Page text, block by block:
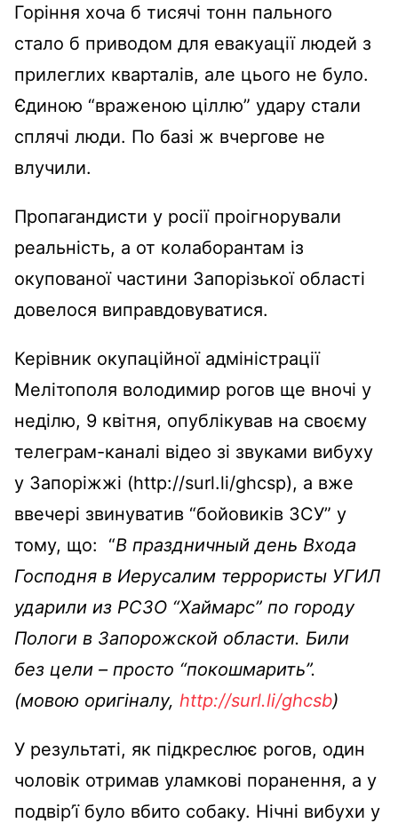
Горіння хоча б тисячі тонн пального
стало б приводом для евакуації людей з
прилеглих кварталів, але цього не було.
Єдиною “враженою ціллю” удару стали
сплячі люди. По базі ж вчергове не
влучили.
Пропагандисти у росії проігнорували
реальність, а от колаборантам із
окупованої частини Запорізької області
довелося виправдовуватися.
Керівник окупаційної адміністрації
Мелітополя володимир рогов ще вночі у
неділю, 9 квітня, опублікував на своєму
телеграм-каналі відео зі звуками вибуху
у Запоріжжі (http://surl.li/ghcsp), а вже
ввечері звинуватив “бойовиків ЗСУ” у
тому, що: “В праздничный день Входа
Господня в Иерусалим террористы УГИЛ
ударили из РСЗО “Хаймарс” по городу
Пологи в Запорожской области. Били
без цели – просто “покошмарить”.
(мовою оригіналу, http://surl.li/ghcsb)
У результаті, як підкреслює рогов, один
чоловік отримав уламкові поранення, а у
подвір’ї було вбито собаку. Нічні вибухи у